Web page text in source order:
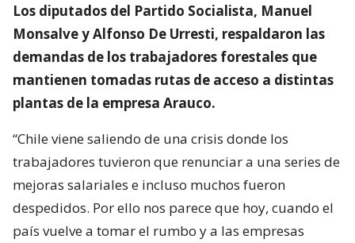
Los diputados del Partido Socialista, Manuel
Monsalve y Alfonso De Urresti, respaldaron las
demandas de los trabajadores forestales que
mantienen tomadas rutas de acceso a distintas
plantas de la empresa Arauco.
“Chile viene saliendo de una crisis donde los
trabajadores tuvieron que renunciar a una series de
mejoras salariales e incluso muchos fueron
despedidos. Por ello nos parece que hoy, cuando el
país vuelve a tomar el rumbo y a las empresas